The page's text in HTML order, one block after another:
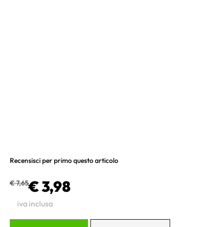
Recensisci per primo questo articolo
€ 7,65€ 3,98
iva inclusa